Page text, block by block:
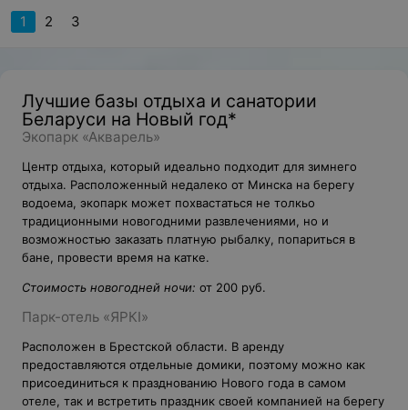
1 2 3
Лучшие базы отдыха и санатории
Беларуси на Новый год*
Экопарк «Акварель»
Центр отдыха, который идеально подходит для зимнего
отдыха. Расположенный недалеко от Минска на берегу
водоема, экопарк может похвастаться не толкьо
традиционными новогодними развлечениями, но и
возможностью заказать платную рыбалку, попариться в
бане, провести время на катке.
Стоимость новогодней ночи: от 200 руб.
Парк-отель «ЯРКI»
Расположен в Брестской области. В аренду
предоставляются отдельные домики, поэтому можно как
присоединиться к празднованию Нового года в самом
отеле, так и встретить праздник своей компанией на берегу